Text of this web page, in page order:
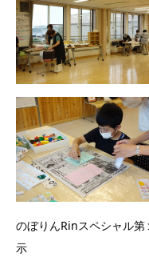
のぼりんRinスペシャル
示